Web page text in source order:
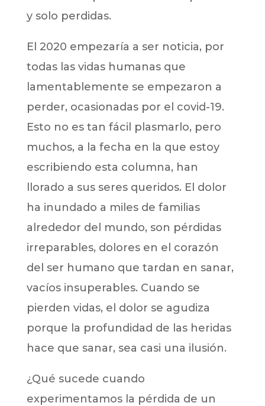
y solo perdidas.
El 2020 empezaría a ser noticia, por
todas las vidas humanas que
lamentablemente se empezaron a
perder, ocasionadas por el covid-19.
Esto no es tan fácil plasmarlo, pero
muchos, a la fecha en la que estoy
escribiendo esta columna, han
llorado a sus seres queridos. El dolor
ha inundado a miles de familias
alrededor del mundo, son pérdidas
irreparables, dolores en el corazón
del ser humano que tardan en sanar,
vacíos insuperables. Cuando se
pierden vidas, el dolor se agudiza
porque la profundidad de las heridas
hace que sanar, sea casi una ilusión.
¿Qué sucede cuando
experimentamos la pérdida de un